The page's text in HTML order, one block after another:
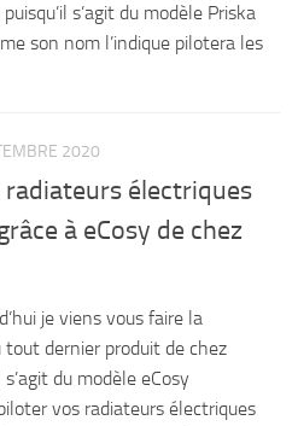
s’agit du modèle Priska
son nom l’indique pilotera les
2020
radiateurs électriques
à eCosy de chez
je viens vous faire la
dernier produit de chez
s’agit du modèle eCosy
vos radiateurs électriques